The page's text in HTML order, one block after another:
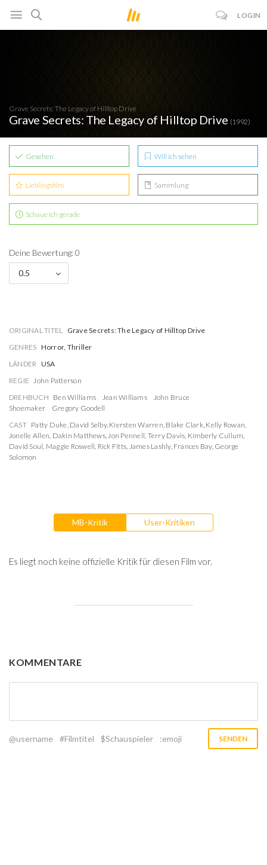
LOGIN
Grave Secrets: The Legacy of Hilltop Drive
Grave Secrets: The Legacy of Hilltop Drive (1992)
Gesehen Will ich sehen
Lieblingsfilm Sammlung
Schaue ich gerade
Deine Bewertung: 0
0.5
ORIGINAL TITEL Grave Secrets: The Legacy of Hilltop Drive
GENRES Horror, Thriller
LÄNDER USA
REGIE John Patterson
DREHBUCH Ben Williams Jean Williams
John Bruce
Shoemaker
Gregory Goodell
CAST Patty Duke, David Selby, Kiersten Warren, Blake Clark, Kelly Rowan,
Jonelle Allen, Dakin Matthews,Jon Pennell, Terry Davis, Kimberly Cullum,
David Soul, Maggie Roswell, Rick Fitts, James Lashly, Frances Bay, George
Solomon
MB-Kritik User-Kritiken
Es liegt noch keine offizielle Kritik für diesen Film vor.
KOMMENTARE
@username #Filmtitel $Schauspieler :emoji